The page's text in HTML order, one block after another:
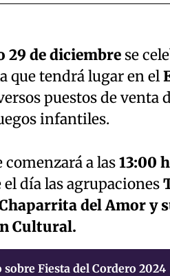
29 de diciembrese
que tendrá lugar en el
puestos de venta
infantiles.
a las13:00
día las agrupaciones
del Amor y
Cultural.
sobre Fiesta del Cordero 2024